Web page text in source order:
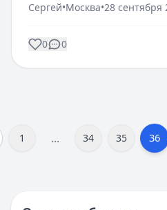
Сергей•Москва•28 сентября
0 0
1 ... 34 35 36